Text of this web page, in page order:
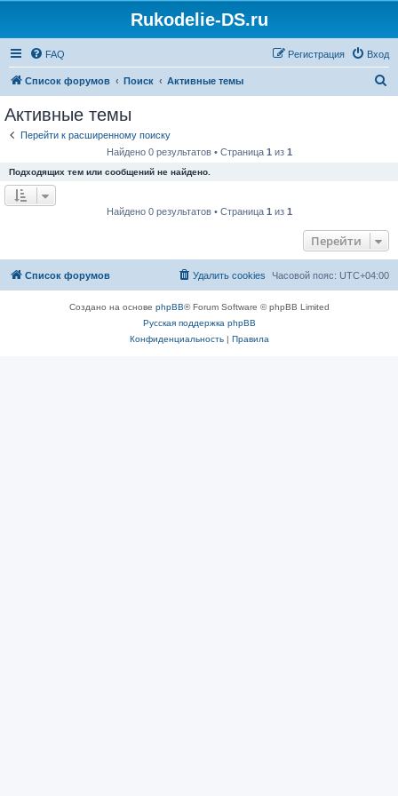
Rukodelie-DS.ru
FAQ Вход
Регистрация
Список форумов Поиск Активные темы
Активные темы
Перейти к расширенному поиску
Найдено 0 результатов • Страница 1 из 1
Подходящих тем или сообщений не найдено.
Найдено 0 результатов • Страница 1 из 1
Перейти
Список форумов Часовой пояс: UTC+04:00
Удалить cookies
Создано на основе phpBB® Forum Software © phpBB Limited
Русская поддержка phpBB
Конфиденциальность| Правила